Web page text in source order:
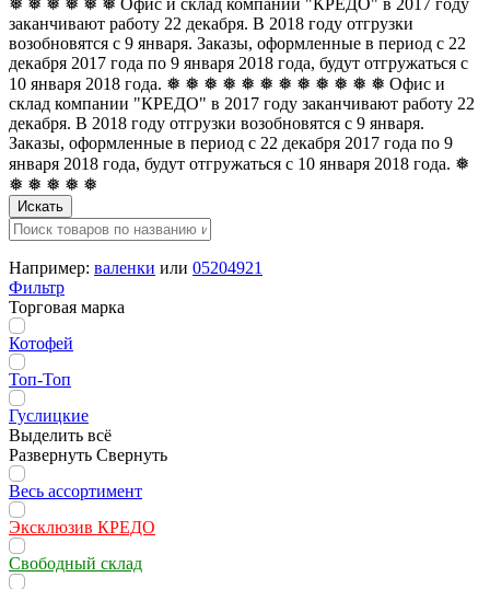
❅ ❅ ❅ ❅ ❅ ❅ Офис и склад компании "КРЕДО" в 2017 году
заканчивают работу 22 декабря. В 2018 году отгрузки
возобновятся с 9 января. Заказы, оформленные в период с 22
декабря 2017 года по 9 января 2018 года, будут отгружаться с
10 января 2018 года. ❅ ❅ ❅ ❅ ❅ ❅ ❅ ❅ ❅ ❅ ❅ ❅ Офис и
склад компании "КРЕДО" в 2017 году заканчивают работу 22
декабря. В 2018 году отгрузки возобновятся с 9 января.
Заказы, оформленные в период с 22 декабря 2017 года по 9
января 2018 года, будут отгружаться с 10 января 2018 года. ❅
❅ ❅ ❅ ❅ ❅
Искать
Например: валенки или 05204921
Фильтр
Торговая марка
Котофей
Топ-Топ
Гуслицкие
Выделить всё
Развернуть Свернуть
Весь ассортимент
Эксклюзив КРЕДО
Свободный склад